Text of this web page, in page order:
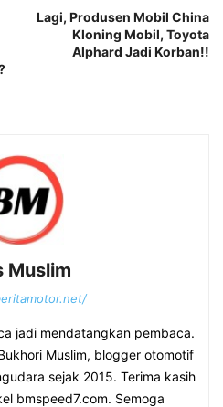
Lagi, Produsen Mobil China
Kloning Mobil, Toyota
Alphard Jadi Korban!!
Muslim
jadi mendatangkan pembaca.
Muslim, blogger otomotif
sejak 2015. Terima kasih
bmspeed7.com. Semoga